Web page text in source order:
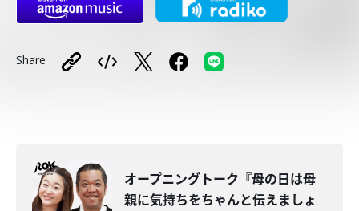
Share
オープニングトーク『母の日は母
親に気持ちをちゃんと伝えましょ